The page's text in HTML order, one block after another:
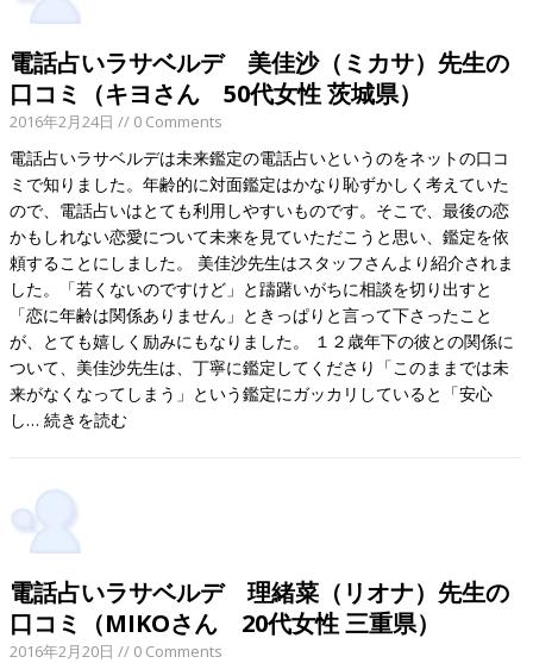
電話占いラサベルデ 美佳沙（ミカサ）先生の
口コミ（キヨさん 50代女性 茨城県）
2016年2月24日 // 0 Comments
電話占いラサベルデは未来鑑定の電話占いというのをネットの口コ
ミで知りました。年齢的に対面鑑定はかなり恥ずかしく考えていた
ので、電話占いはとても利用しやすいものです。そこで、最後の恋
かもしれない恋愛について未来を見ていただこうと思い、鑑定を依
頼することにしました。 美佳沙先生はスタッフさんより紹介されま
した。「若くないのですけど」と躊躇いがちに相談を切り出すと
「恋に年齢は関係ありません」ときっぱりと言って下さったこと
が、とても嬉しく励みにもなりました。 １２歳年下の彼との関係に
ついて、美佳沙先生は、丁寧に鑑定してくださり「このままでは未
来がなくなってしまう」という鑑定にガッカリしていると「安心
し…続きを読む
電話占いラサベルデ 理緒菜（リオナ）先生の
口コミ（MIKOさん 20代女性 三重県）
2016年2月20日 // 0 Comments